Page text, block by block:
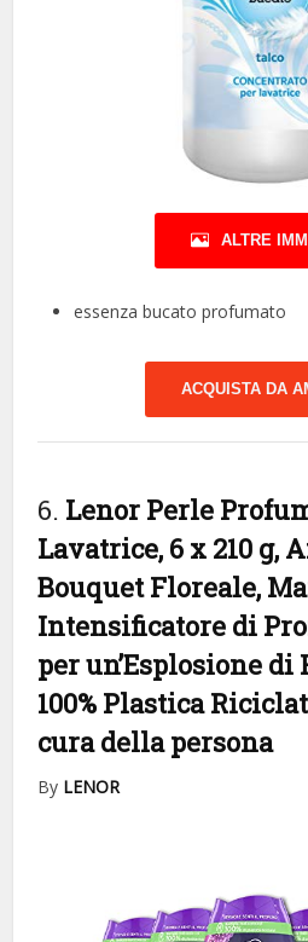
ALTRE
essenza bucato profumato
ACQUISTA DA
6. Lenor Perle
Lavatrice, 6 x 210 g,
Bouquet Floreale,
Intensificatore di
per un’Esplosione di
100% Plastica
cura della persona
By LENOR